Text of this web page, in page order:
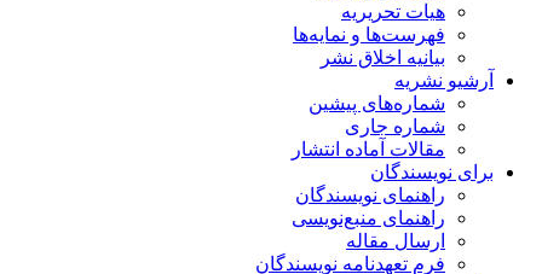
هیات تحریریه
فهرست‌ها و نمایه‌ها
بیانیه اخلاق نشر
آرشیو نشریه
شماره‌های پیشین
شماره جاری
مقالات آماده انتشار
برای نویسندگان
راهنمای نویسندگان
راهنمای منبع‌نویسی
ارسال مقاله
فرم تعهدنامه نویسندگان